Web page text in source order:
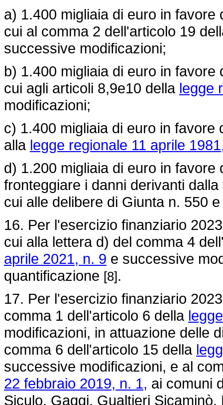
a) 1.400 migliaia di euro in
cui al comma 2 dell'articolo 19
successive modificazioni;
b) 1.400 migliaia di euro in
cui agli articoli 8,9e10 della legge
modificazioni;
c) 1.400 migliaia di euro in
alla legge regionale 11 aprile
d) 1.200 migliaia di euro in favore
fronteggiare i danni derivanti
cui alle delibere di Giunta n. 550
16. Per l'esercizio finanziario
cui alla lettera d) del comma 4
aprile 2021, n. 9 e successive
quantificazione [8].
17. Per l'esercizio finanziario
comma 1 dell'articolo 6 della
modificazioni, in attuazione delle
comma 6 dell'articolo 15 della
successive modificazioni, e al
22 febbraio 2019, n. 1, ai comuni
Siculo, Gaggi, Gualtieri